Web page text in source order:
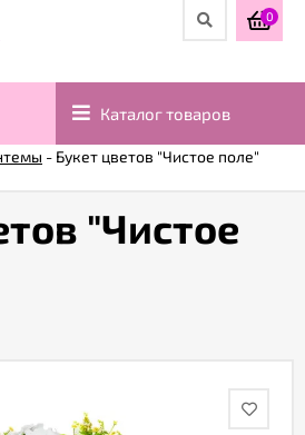
0
Каталог товаров
- Букет цветов "Чистое поле"
"Чистое